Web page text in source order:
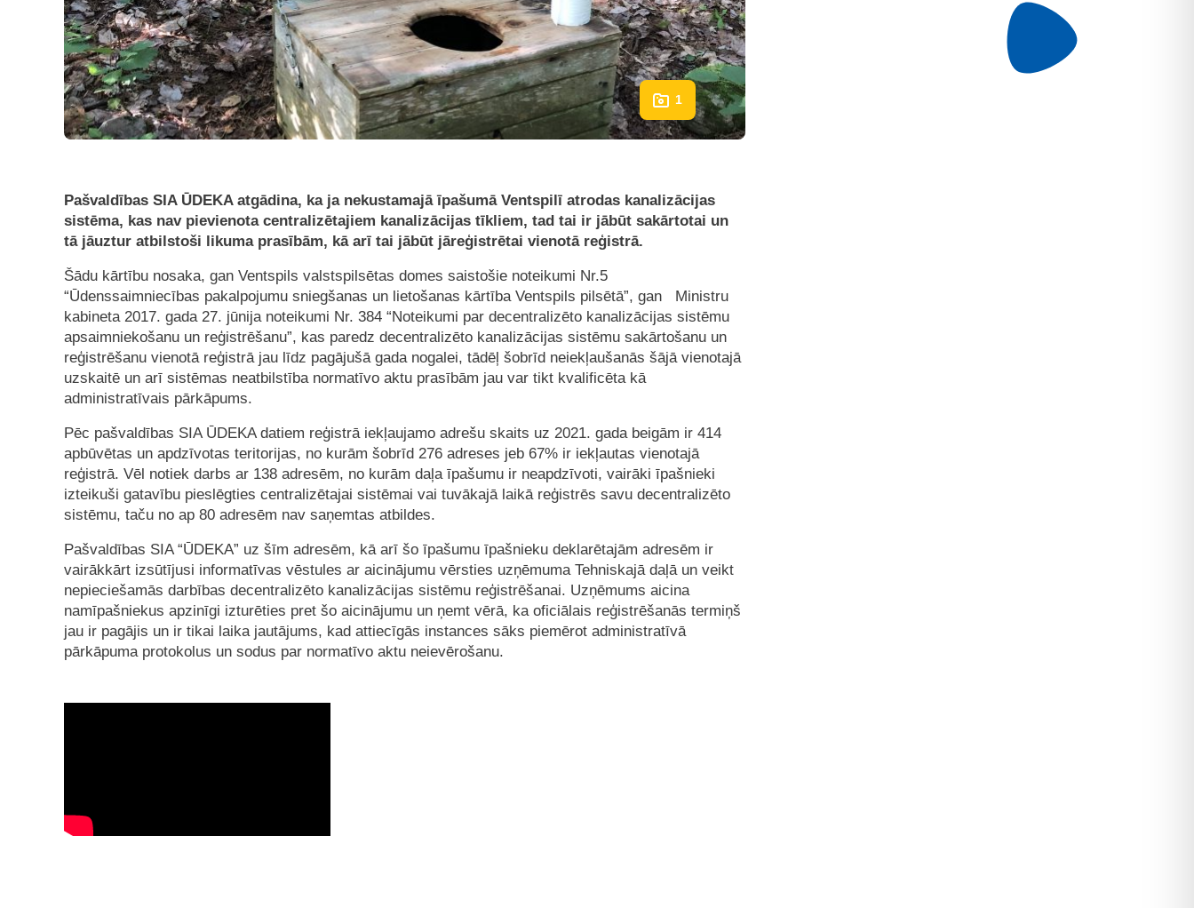
1
Pašvaldības SIA ŪDEKA atgādina, ka ja nekustamajā īpašumā Ventspilī atrodas kanalizācijas
sistēma, kas nav pievienota centralizētajiem kanalizācijas tīkliem, tad tai ir jābūt sakārtotai un
tā jāuztur atbilstoši likuma prasībām, kā arī tai jābūt jāreģistrētai vienotā reģistrā.
Šādu kārtību nosaka, gan Ventspils valstspilsētas domes saistošie noteikumi Nr.5
“Ūdenssaimniecības pakalpojumu sniegšanas un lietošanas kārtība Ventspils pilsētā”, gan Ministru
kabineta 2017. gada 27. jūnija noteikumi Nr. 384 “Noteikumi par decentralizēto kanalizācijas sistēmu
apsaimniekošanu un reģistrēšanu”, kas paredz decentralizēto kanalizācijas sistēmu sakārtošanu un
reģistrēšanu vienotā reģistrā jau līdz pagājušā gada nogalei, tādēļ šobrīd neiekļaušanās šājā vienotajā
uzskaitē un arī sistēmas neatbilstība normatīvo aktu prasībām jau var tikt kvalificēta kā
administratīvais pārkāpums.
Pēc pašvaldības SIA ŪDEKA datiem reģistrā iekļaujamo adrešu skaits uz 2021. gada beigām ir 414
apbūvētas un apdzīvotas teritorijas, no kurām šobrīd 276 adreses jeb 67% ir iekļautas vienotajā
reģistrā. Vēl notiek darbs ar 138 adresēm, no kurām daļa īpašumu ir neapdzīvoti, vairāki īpašnieki
izteikuši gatavību pieslēgties centralizētajai sistēmai vai tuvākajā laikā reģistrēs savu decentralizēto
sistēmu, taču no ap 80 adresēm nav saņemtas atbildes.
Pašvaldības SIA “ŪDEKA” uz šīm adresēm, kā arī šo īpašumu īpašnieku deklarētajām adresēm ir
vairākkārt izsūtījusi informatīvas vēstules ar aicinājumu vērsties uzņēmuma Tehniskajā daļā un veikt
nepieciešamās darbības decentralizēto kanalizācijas sistēmu reģistrēšanai. Uzņēmums aicina
namīpašniekus apzinīgi izturēties pret šo aicinājumu un ņemt vērā, ka oficiālais reģistrēšanās termiņš
jau ir pagājis un ir tikai laika jautājums, kad attiecīgās instances sāks piemērot administratīvā
pārkāpuma protokolus un sodus par normatīvo aktu neievērošanu.